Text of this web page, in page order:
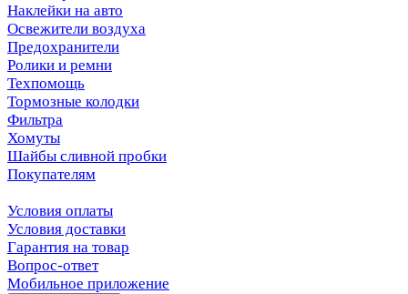
Наклейки на авто
Освежители воздуха
Предохранители
Ролики и ремни
Техпомощь
Тормозные колодки
Фильтра
Хомуты
Шайбы сливной пробки
Покупателям
Условия оплаты
Условия доставки
Гарантия на товар
Вопрос-ответ
Мобильное приложение